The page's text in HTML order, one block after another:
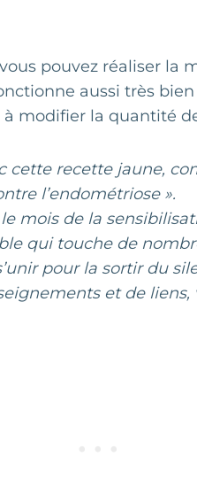
pouvez réaliser la
aussi très
modifier la quantité
cette recette jaune,
l’endométriose ».
mois de la
qui touche de
pour la sortir du
et de liens,